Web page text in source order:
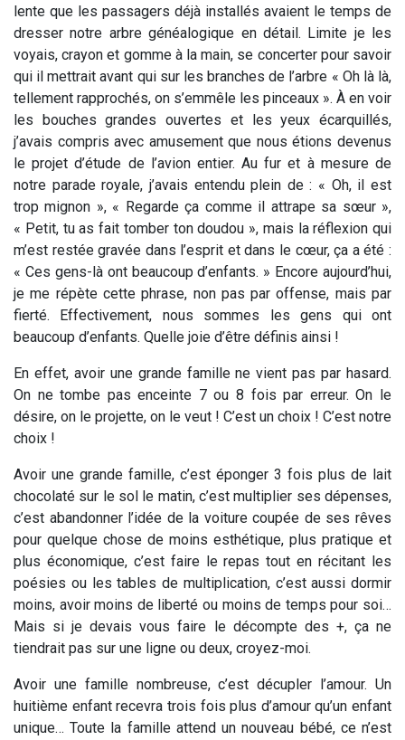
lente que les passagers déjà installés avaient le temps de
dresser notre arbre généalogique en détail. Limite je les
voyais, crayon et gomme à la main, se concerter pour savoir
qui il mettrait avant qui sur les branches de l’arbre « Oh là là,
tellement rapprochés, on s’emmêle les pinceaux ». À en voir
les bouches grandes ouvertes et les yeux écarquillés,
j’avais compris avec amusement que nous étions devenus
le projet d’étude de l’avion entier. Au fur et à mesure de
notre parade royale, j’avais entendu plein de : « Oh, il est
trop mignon », « Regarde ça comme il attrape sa sœur »,
« Petit, tu as fait tomber ton doudou », mais la réflexion qui
m’est restée gravée dans l’esprit et dans le cœur, ça a été :
« Ces gens-là ont beaucoup d’enfants. » Encore aujourd’hui,
je me répète cette phrase, non pas par offense, mais par
fierté. Effectivement, nous sommes les gens qui ont
beaucoup d’enfants. Quelle joie d’être définis ainsi !
En effet, avoir une grande famille ne vient pas par hasard.
On ne tombe pas enceinte 7 ou 8 fois par erreur. On le
désire, on le projette, on le veut ! C’est un choix ! C’est notre
choix !
Avoir une grande famille, c’est éponger 3 fois plus de lait
chocolaté sur le sol le matin, c’est multiplier ses dépenses,
c’est abandonner l’idée de la voiture coupée de ses rêves
pour quelque chose de moins esthétique, plus pratique et
plus économique, c’est faire le repas tout en récitant les
poésies ou les tables de multiplication, c’est aussi dormir
moins, avoir moins de liberté ou moins de temps pour soi…
Mais si je devais vous faire le décompte des +, ça ne
tiendrait pas sur une ligne ou deux, croyez-moi.
Avoir une famille nombreuse, c’est décupler l’amour. Un
huitième enfant recevra trois fois plus d’amour qu’un enfant
unique… Toute la famille attend un nouveau bébé, ce n’est